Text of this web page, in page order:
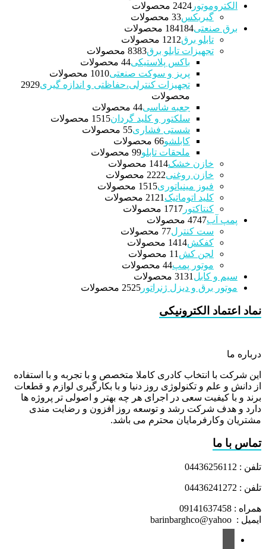
الکتروموتور
2424 محصولات
گیربکس 33 محصولات
برق صنعتی
184184 محصولات
تابلو برق
1212 محصولات
تجهیزات تابلو برق
8383 محصولات
باکس پلاستیکی 44 محصولات
پریز و سوکت صنعتی
1010 محصولات
تجهیزات کنترلی،حفاظتی و اندازه گیری
2929
محصولات
جعبه شاسی 44 محصولات
سلکتور و کلید گردان
1515 محصولات
شستی فشاری 55 محصولات
کابلشو 66 محصولات
ملحقات تابلو 99 محصولات
خازن خشک
1414 محصولات
خازن روغنی
2222 محصولات
فیوز مینیاتوری
1515 محصولات
کلید اتوماتیک
21 21 محصولات
کنتاکتور
1717 محصولات
پمپ آب
4747 محصولات
ست کنترل 77 محصولات
کفکش
1414 محصولات
لجن کش
1 1 محصولات
موتور پمپ 44 محصولات
سیم و کابل
3131 محصولات
موتور برق و دیزل ژنراتور
2525 محصولات
نماد اعتماد الکترونیکی
درباره ما
این شرکت با انتخاب کادری کاملا متخصص و با تجربه و با استفاده
از دانش و علم و تکنولوژی روز دنیا و با بکارگیری لوازم و قطعات
برند و با کیفیت سعی در اجرای هر چه بهتر و اصولی تر پروژه ها
دارد و هدف شرکت رشد و توسعه روز افزون و رضایت مندی
مشتریان وکارفرمایان محترم می باشد.
تماس با ما
تلفن : 04436256112
تلفن : 04436241272
همراه : 09141637458
ایمیل : barinbarghco@yahoo